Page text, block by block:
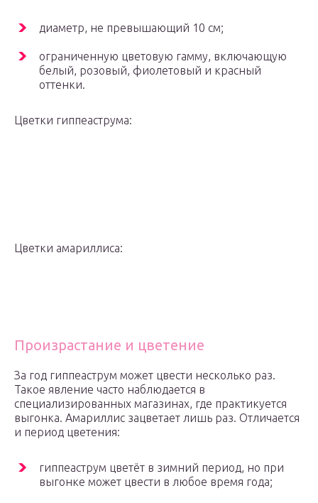
диаметр, не превышающий 10 см;
ограниченную цветовую гамму, включающую
белый, розовый, фиолетовый и красный
оттенки.
Цветки гиппеаструма:
Цветки амариллиса:
Произрастание и цветение
За год гиппеаструм может цвести несколько раз.
Такое явление часто наблюдается в
специализированных магазинах, где практикуется
выгонка. Амариллис зацветает лишь раз. Отличается
и период цветения:
гиппеаструм цветёт в зимний период, но при
выгонке может цвести в любое время года;